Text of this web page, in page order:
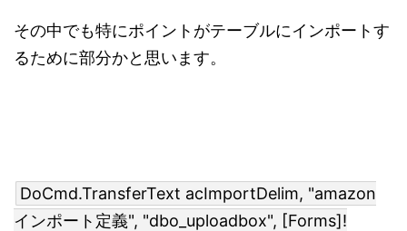
その中でも特にポイントがテーブルにインポートす
るために部分かと思います。
DoCmd.TransferText acImportDelim, "amazon
インポート定義", "dbo_uploadbox", [Forms]!